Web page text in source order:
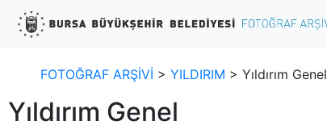
FOTOĞRAF ARŞİVİ > YILDIRIM > Yıldırım Genel
Yıldırım Genel